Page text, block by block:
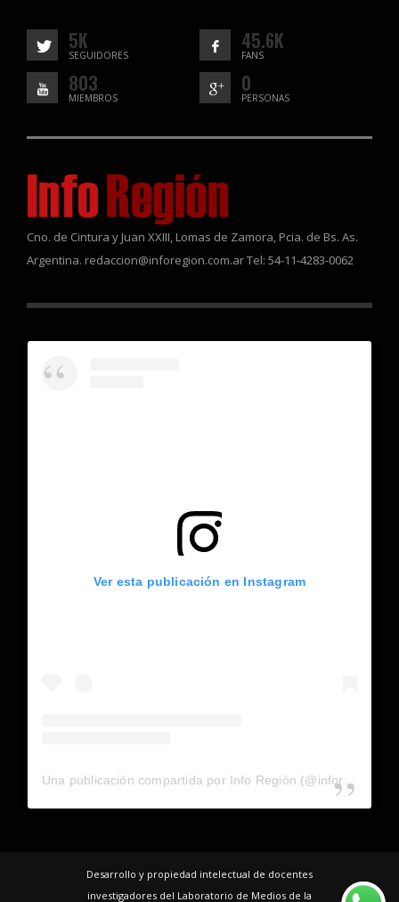
5K
SEGUIDORES
45.6K
FANS
803
MIEMBROS
0
PERSONAS
Cno. de Cintura y Juan XXIII, Lomas de Zamora, Pcia. de Bs. As.
Argentina. redaccion@inforegion.com.ar Tel: 54-11-4283-0062
Ver esta publicación en Instagram
Desarrollo y propiedad intelectual de docentes
investigadores del Laboratorio de Medios de la